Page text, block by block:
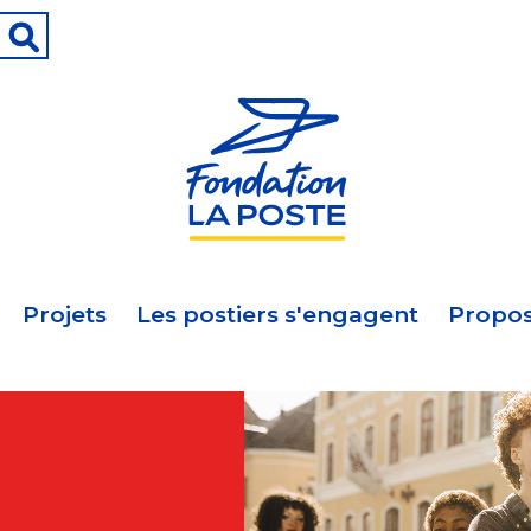
Projets Les postiers s'engagent